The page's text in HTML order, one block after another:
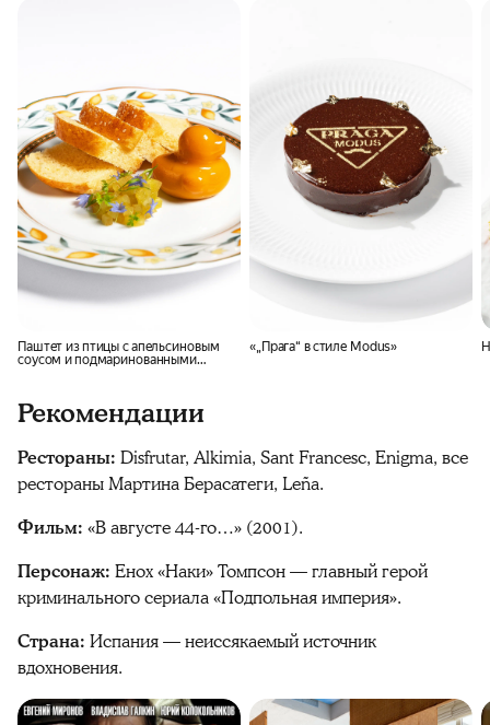
Паштет из птицы с апельсиновым
соусом и подмаринованными
«„Прага“ в стиле Modus»
Рекомендации
Рестораны: Disfrutar, Alkimia, Sant Francesc, Enigma, все
рестораны Мартина Берасатеги, Leña.
Фильм: «В августе 44-го…» (2001).
Персонаж: Енох «Наки» Томпсон — главный герой
криминального сериала «Подпольная империя».
Страна: Испания — неиссякаемый источник
вдохновения.